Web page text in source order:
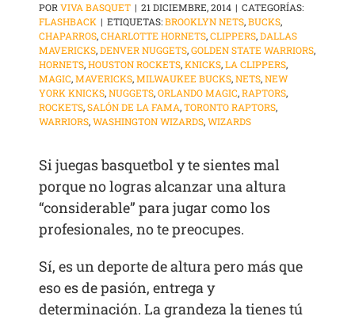
PORVIVA BASQUET | 21 DICIEMBRE, 2014 | CATEGORÍAS:
FLASHBACK | ETIQUETAS:BROOKLYN NETS,BUCKS,
CHAPARROS,CHARLOTTE HORNETS,CLIPPERS,DALLAS
MAVERICKS,DENVER NUGGETS,GOLDEN STATE WARRIORS,
HORNETS,HOUSTON ROCKETS,KNICKS,LA CLIPPERS,
MAGIC,MAVERICKS,MILWAUKEE BUCKS,NETS,NEW
YORK KNICKS,NUGGETS,ORLANDO MAGIC,RAPTORS,
ROCKETS,SALÓN DE LA FAMA,TORONTO RAPTORS,
WARRIORS,WASHINGTON WIZARDS,WIZARDS
Si juegas basquetbol y te sientes mal
porque no logras alcanzar una altura
“considerable” para jugar como los
profesionales, no te preocupes.
Sí, es un deporte de altura pero más que
eso es de pasión, entrega y
determinación. La grandeza la tienes tú